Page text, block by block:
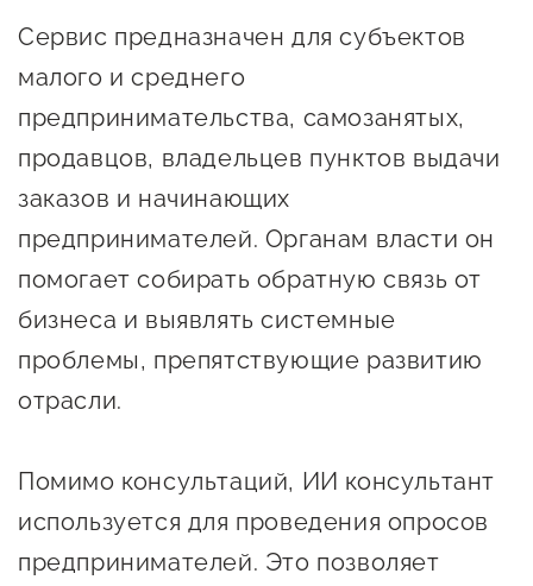
Календарь
мероприятий для
предпринимателей
Проекты
Поддержка центра
Истории успеха
Центр инноваций
О центре
Поддержка центра
Календарь
мероприятий для
предпринимателей
Истории успеха
Проекты
Оказание услуг в
Центр финансовой
поддержки
Поддержка центра
Истории успеха
Центр инновационно-
технологического и
предпринимательства
Проекты
Поддержка центра
Онлайн-витрина
Центр поддержки экспорта
Справочник
предпринимателя
Сервис предназначен для субъектов
малого и среднего
предпринимательства, самозанятых,
продавцов, владельцев пунктов выдачи
заказов и начинающих
предпринимателей. Органам власти он
помогает собирать обратную связь от
бизнеса и выявлять системные
проблемы, препятствующие развитию
отрасли.
Помимо консультаций, ИИ консультант
используется для проведения опросов
предпринимателей. Это позволяет